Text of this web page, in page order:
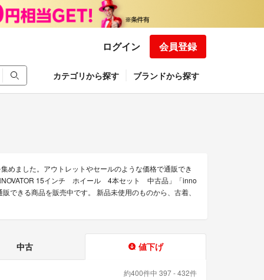
ログイン 会員登録
カテゴリから探す ブランドから探す
めました。アウトレットやセールのような価格で通販でき
15インチ ホイール 4本セット 中古品」「inno
きる商品を販売中です。 新品未使用のものから、古着、
中古 値下げ
約400件中 397 - 432件